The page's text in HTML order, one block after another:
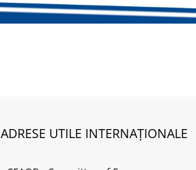
ADRESE UTILE INTERNAȚIONALE